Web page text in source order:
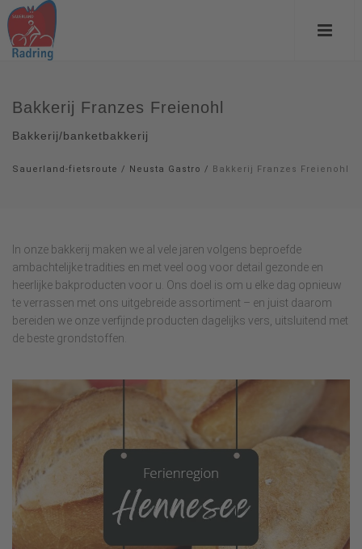
Bakkerij Franzes Freienohl
Bakkerij/banketbakkerij
Sauerland-fietsroute / Neusta Gastro / Bakkerij Franzes Freienohl
In onze bakkerij maken we al vele jaren volgens beproefde
ambachtelijke tradities en met veel oog voor detail gezonde en
heerlijke bakproducten voor u. Ons doel is om u elke dag opnieuw
te verrassen met ons uitgebreide assortiment – en juist daarom
bereiden we onze verfijnde producten dagelijks vers, uitsluitend met
de beste grondstoffen.